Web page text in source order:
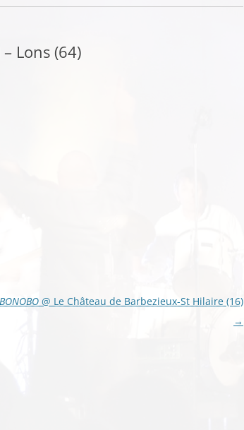
Lons (64)
BONOBO @ Le Château de Barbezieux-St Hilaire (16)
→